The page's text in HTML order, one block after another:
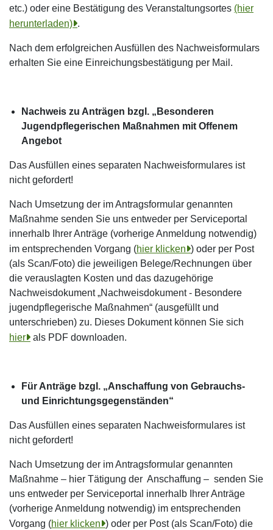
etc.) oder eine Bestätigung des Veranstaltungsortes (hier
herunterladen) .
Nach dem erfolgreichen Ausfüllen des Nachweisformulars
erhalten Sie eine Einreichungsbestätigung per Mail.
Nachweis zu Anträgen bzgl. „Besonderen
Jugendpflegerischen Maßnahmen mit Offenem
Angebot
Das Ausfüllen eines separaten Nachweisformulares ist
nicht gefordert!
Nach Umsetzung der im Antragsformular genannten
Maßnahme senden Sie uns entweder per Serviceportal
innerhalb Ihrer Anträge (vorherige Anmeldung notwendig)
im entsprechenden Vorgang (hier klicken ) oder per Post
(als Scan/Foto) die jeweiligen Belege/Rechnungen über
die verauslagten Kosten und das dazugehörige
Nachweisdokument „Nachweisdokument - Besondere
jugendpflegerische Maßnahmen“ (ausgefüllt und
unterschrieben) zu. Dieses Dokument können Sie sich
hier
als PDF downloaden.
Für Anträge bzgl. „Anschaffung von Gebrauchs-
und Einrichtungsgegenständen“
Das Ausfüllen eines separaten Nachweisformulares ist
nicht gefordert!
Nach Umsetzung der im Antragsformular genannten
Maßnahme – hier Tätigung der Anschaffung – senden Sie
uns entweder per Serviceportal innerhalb Ihrer Anträge
(vorherige Anmeldung notwendig) im entsprechenden
Vorgang (hier klicken ) oder per Post (als Scan/Foto) die